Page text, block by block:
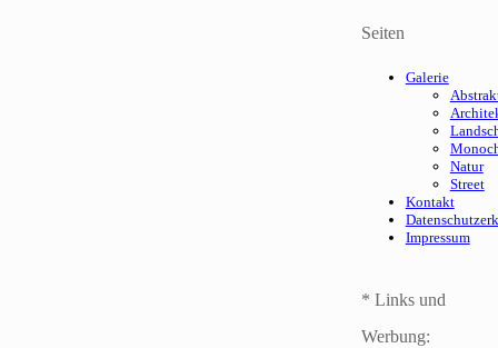
Seiten
Galerie
Natur
Street
Kontakt
Impressum
* Links und
Werbung: